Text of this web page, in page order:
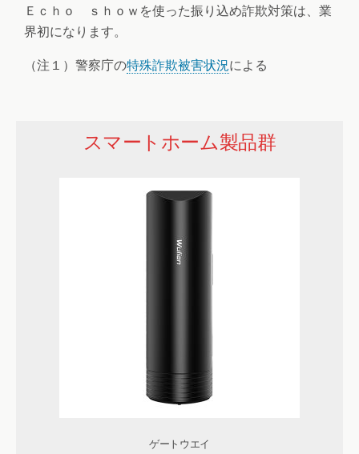
Ｅｃｈｏ ｓｈｏｗを使った振り込め詐欺対策は、業
界初になります。
（注１）警察庁の特殊詐欺被害状況による
スマートホーム製品群
ゲートウエイ